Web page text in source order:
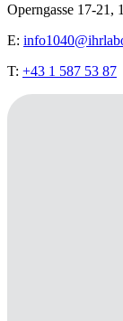
Operngasse 17-21,
E:
T: +43 1 587 53 87